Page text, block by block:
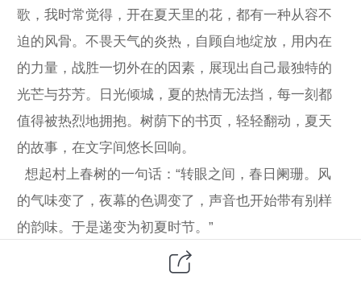
歌，我时常觉得，开在夏天里的花，都有一种从容不
迫的风骨。不畏天气的炎热，自顾自地绽放，用内在
的力量，战胜一切外在的因素，展现出自己最独特的
光芒与芬芳。日光倾城，夏的热情无法挡，每一刻都
值得被热烈地拥抱。树荫下的书页，轻轻翻动，夏天
的故事，在文字间悠长回响。
想起村上春树的一句话：“转眼之间，春日阑珊。风
的气味变了，夜幕的色调变了，声音也开始带有别样
的韵味。于是递变为初夏时节。”